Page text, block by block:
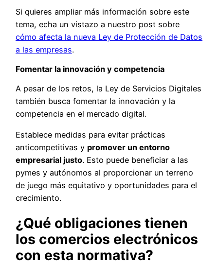
Si quieres ampliar más información sobre este
tema, echa un vistazo a nuestro post sobre
cómo afecta la nueva Ley de Protección de Datos
a las empresas.
Fomentar la innovación y competencia
A pesar de los retos, la Ley de Servicios Digitales
también busca fomentar la innovación y la
competencia en el mercado digital.
Establece medidas para evitar prácticas
anticompetitivas y promover un entorno
empresarial justo. Esto puede beneficiar a las
pymes y autónomos al proporcionar un terreno
de juego más equitativo y oportunidades para el
crecimiento.
¿Qué obligaciones tienen
los comercios electrónicos
con esta normativa?